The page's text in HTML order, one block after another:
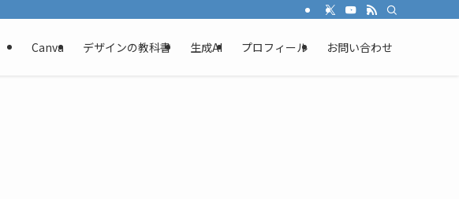
Canva デザインの教科書 生成AI プロフィール お問い合わせ